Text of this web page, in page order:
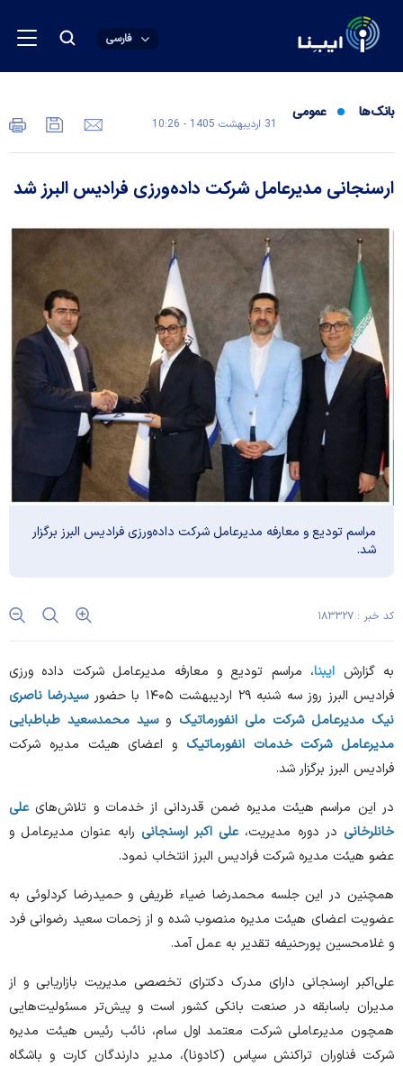
فارسی
بانک‌ها عمومی
31 ارديبهشت 1405 - 10:26
ارسنجانی مدیرعامل شرکت داده‌ورزی فرادیس البرز شد
مراسم تودیع و معارفه مدیرعامل شرکت داده‌ورزی فرادیس البرز برگزار
شد.
کد خبر : ۱۸۳۳۲۷
به گزارش ایبنا، مراسم تودیع و معارفه مدیرعامل شرکت داده ورزی
فرادیس البرز روز سه شنبه ۲۹ اردیبهشت ۱۴۰۵ با حضور
سیدرضا ناصری
نیک مدیرعامل شرکت ملی انفورماتیک وسید محمدسعید طباطبایی
مدیرعامل شرکت خدمات انفورماتیک و اعضای هیئت مدیره شرکت
فرادیس البرز برگزار شد.
در این مراسم هیئت مدیره ضمن قدردانی از خدمات و تلاش‌هایعلی
خانلرخانیدر دوره مدیریت،علی اکبر ارسنجانی رابه عنوان مدیرعامل و
عضو هیئت مدیره شرکت فرادیس البرز انتخاب نمود.
همچنین در این جلسه محمدرضا ضیاء ظریفی و حمیدرضا کردلوئی به
عضویت اعضای هیئت مدیره منصوب شده و از زحمات سعید رضوانی فرد
و غلامحسین پورحنیفه تقدیر به عمل آمد.
علی‌اکبر ارسنجانی دارای مدرک دکترای تخصصی مدیریت بازاریابی و از
مدیران باسابقه در صنعت بانکی کشور است و پیش‌تر مسئولیت‌هایی
همچون مدیرعاملی شرکت معتمد اول سام، نائب رئیس هیئت مدیره
شرکت فناوران تراکنش سپاس (کادونا)، مدیر دارندگان کارت و باشگاه